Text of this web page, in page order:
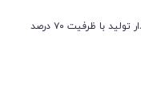
با ظرفیت ۷۰ درصد